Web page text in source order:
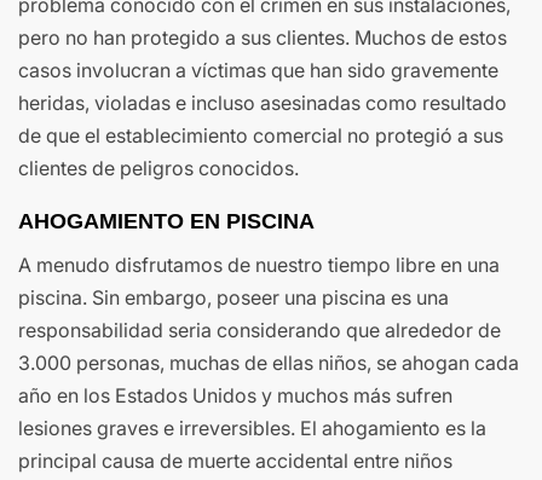
pero no han protegido a sus clientes. Muchos de estos
casos involucran a víctimas que han sido gravemente
heridas, violadas e incluso asesinadas como resultado
de que el establecimiento comercial no protegió a sus
clientes de peligros conocidos.
AHOGAMIENTO EN PISCINA
A menudo disfrutamos de nuestro tiempo libre en una
piscina. Sin embargo, poseer una piscina es una
responsabilidad seria considerando que alrededor de
3.000 personas, muchas de ellas niños, se ahogan cada
año en los Estados Unidos y muchos más sufren
lesiones graves e irreversibles. El ahogamiento es la
principal causa de muerte accidental entre niños